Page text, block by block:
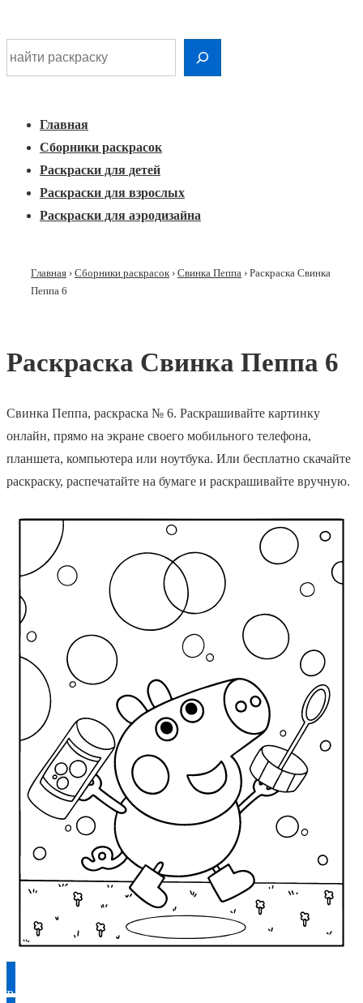
Перейти
к
Главная
Сборники раскрасок
Раскраски для детей
Раскраски для взрослых
Раскраски для аэродизайна
Главная › Сборники раскрасок › Свинка Пеппа › Раскраска Свинка
Пеппа 6
Раскраска Свинка Пеппа 6
Свинка Пеппа, раскраска № 6. Раскрашивайте картинку
онлайн, прямо на экране своего мобильного телефона,
планшета, компьютера или ноутбука. Или бесплатно скачайте
раскраску, распечатайте на бумаге и раскрашивайте вручную.
Раскрасить